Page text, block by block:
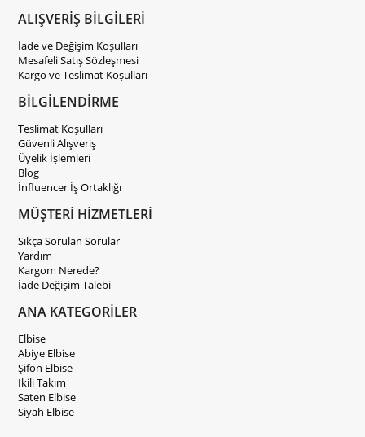
ALIŞVERİŞ BİLGİLERİ
İade ve Değişim Koşulları
Mesafeli Satış Sözleşmesi
Kargo ve Teslimat Koşulları
BİLGİLENDİRME
Teslimat Koşulları
Güvenli Alışveriş
Üyelik İşlemleri
Blog
İnfluencer İş Ortaklığı
MÜŞTERİ HİZMETLERİ
Sıkça Sorulan Sorular
Yardım
Kargom Nerede?
İade Değişim Talebi
ANA KATEGORİLER
Elbise
Abiye Elbise
Şifon Elbise
İkili Takım
Saten Elbise
Siyah Elbise